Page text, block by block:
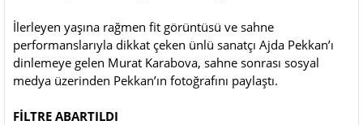
İlerleyen yaşına rağmen fit görüntüsü ve sahne
performanslarıyla dikkat çeken ünlü sanatçı Ajda Pekkan’ı
dinlemeye gelen Murat Karabova, sahne sonrası sosyal
medya üzerinden Pekkan’ın fotoğrafını paylaştı.
FİLTRE ABARTILDI